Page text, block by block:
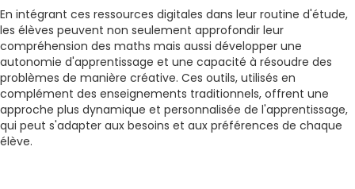
En intégrant ces ressources digitales dans leur routine d'étude,
les élèves peuvent non seulement approfondir leur
compréhension des maths mais aussi développer une
autonomie d'apprentissage et une capacité à résoudre des
problèmes de manière créative. Ces outils, utilisés en
complément des enseignements traditionnels, offrent une
approche plus dynamique et personnalisée de l'apprentissage,
qui peut s'adapter aux besoins et aux préférences de chaque
élève.